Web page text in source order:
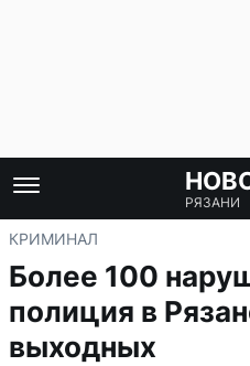
РЯЗАНИ
КРИМИНАЛ
Более 100
полиция в
выходных